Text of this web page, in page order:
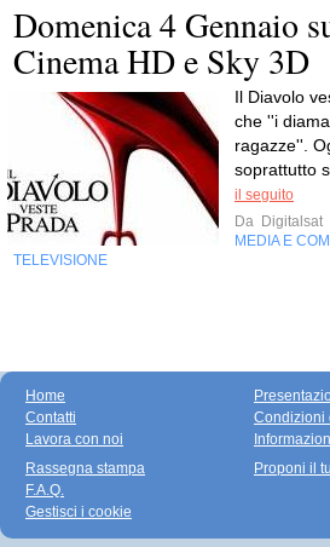
Domenica 4 Gennaio
Cinema HD e Sky 3D
Il Diavolo
che ''i
ragazze''.
soprattutto
il seguito
Da Digitalsat
MEDIA E
TELEVISIONE
Home
Contatti
Lavora con noi
Condizioni
Rassegna stampa
F.A.Q.
Gestisci i cookie
Proponi il